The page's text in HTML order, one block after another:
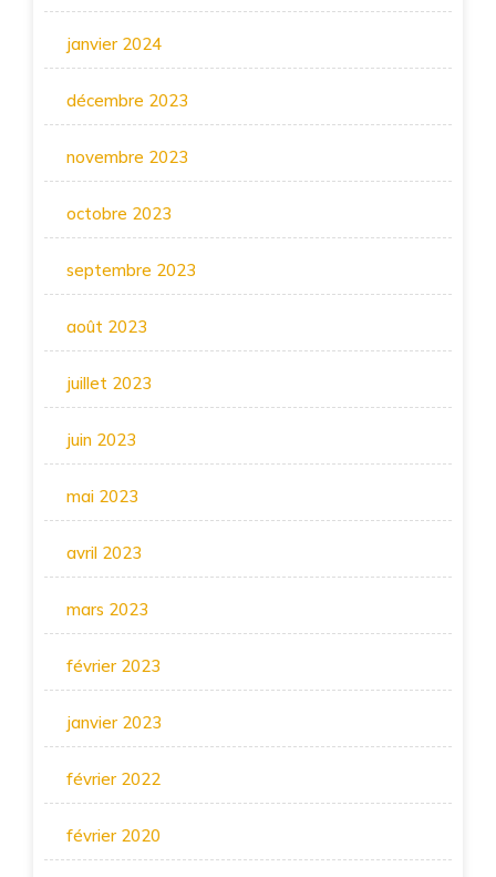
janvier 2024
décembre 2023
novembre 2023
octobre 2023
septembre 2023
août 2023
juillet 2023
juin 2023
mai 2023
avril 2023
mars 2023
février 2023
janvier 2023
février 2022
février 2020